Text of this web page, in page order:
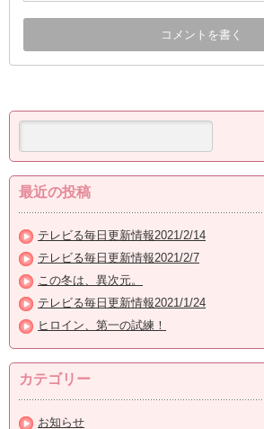
最近の投稿
テレビる毎日更新情報2021/2/14
テレビる毎日更新情報2021/2/7
この冬は、異次元。
テレビる毎日更新情報2021/1/24
ヒロイン、第一の試練！
カテゴリー
お知らせ